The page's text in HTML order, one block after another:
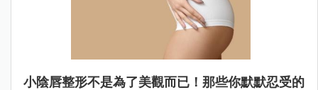
小陰唇整形不是為了美觀而已！那些你默默忍受的